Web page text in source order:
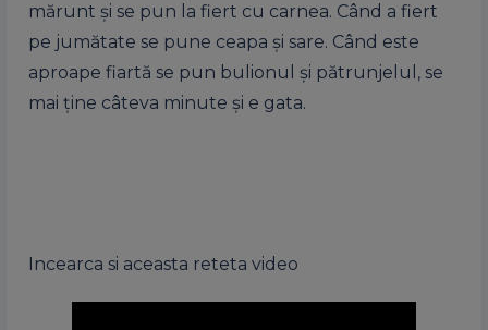
mărunt și se pun la fiert cu carnea. Când a fiert
pe jumătate se pune ceapa și sare. Când este
aproape fiartă se pun bulionul și pătrunjelul, se
mai ține câteva minute și e gata.
Incearca si aceasta reteta video